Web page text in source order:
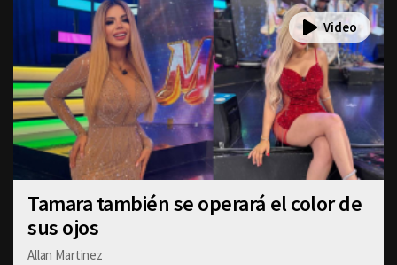
Tamara también se operará el color de
sus ojos
Allan Martinez